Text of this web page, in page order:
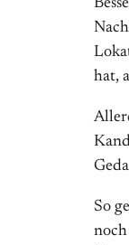
hat,
So